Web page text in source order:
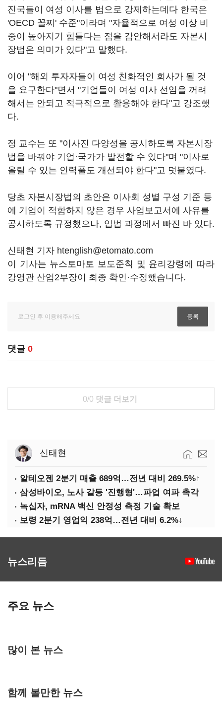
진국들이 여성 이사를 법으로 강제하는데다 한국은
'OECD 꼴찌' 수준"이라며 "자율적으로 여성 이상 비
중이 높아지기 힘들다는 점을 감안해서라도 자본시
장법은 의미가 있다"고 말했다.
이어 "해외 투자자들이 여성 친화적인 회사가 될 것
을 요구한다"면서 "기업들이 여성 이사 선임을 꺼려
해서는 안되고 적극적으로 활용해야 한다"고 강조했
다.
정 교수는 또 "이사진 다양성을 공시하도록 자본시장
법을 바꿔야 기업·국가가 발전할 수 있다"며 "이사로
올릴 수 있는 인력풀도 개선되야 한다"고 덧붙였다.
당초 자본시장법의 초안은 이사회 성별 구성 기준 등
에 기업이 적합하지 않은 경우 사업보고서에 사유를
공시하도록 규정했으나, 입법 과정에서 빠진 바 있다.
신태현 기자 htenglish@etomato.com
이 기사는 뉴스토마토 보도준칙 및 윤리강령에 따라
강영관 산업2부장이 최종 확인·수정했습니다.
댓글 0
0/0 댓글 더보기
신태현
알테오젠 2분기 매출 689억…전년 대비 269.5%↑
삼성바이오, 노사 갈등 '진행형'…파업 여파 촉각
녹십자, mRNA 백신 안정성 측정 기술 확보
보령 2분기 영업익 238억…전년 대비 6.2%↓
뉴스리듬
주요 뉴스
많이 본 뉴스
함께 볼만한 뉴스